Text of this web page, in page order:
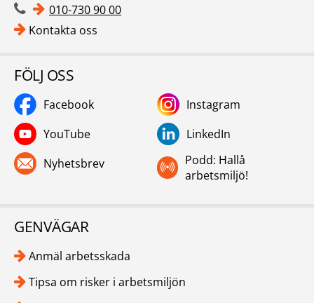
010-730 90 00
Kontakta oss
FÖLJ OSS
Facebook
Instagram
YouTube
LinkedIn
Nyhetsbrev
Podd: Hallå
arbetsmiljö!
GENVÄGAR
Anmäl arbetsskada
Tipsa om risker i arbetsmiljön